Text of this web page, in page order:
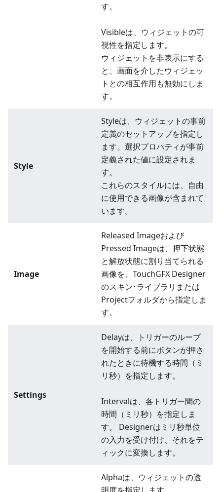
す。
Visibleは、ウィジェットの可
視性を指定します。
ウィジェットを非表示にする
と、画面を介したウィジェッ
トとの相互作用も無効にしま
す。
Style
Styleは、ウィジェットの事前
定義のセットアップを指定し
ます。選択プロパティが事前
定義された値に設定されま
す。
これらのスタイルには、自由
に使用できる画像が含まれて
います。
Image
Released Imageおよび
Pressed Imageは、押下状態
と解放状態に割り当てられる
画像を、TouchGFX Designer
のスキン･ライブラリまたは
Projectフォルダから指定しま
す。
Settings
Delayは、トリガーのループ
を開始する前にボタンが押さ
れたときに待機する時間（ミ
リ秒）を指定します。
Intervalは、各トリガー間の
時間（ミリ秒）を指定しま
す。 Designerはミリ秒単位
の入力を受け付け、それをテ
ィックに変換します。
Alphaは、ウィジェットの透